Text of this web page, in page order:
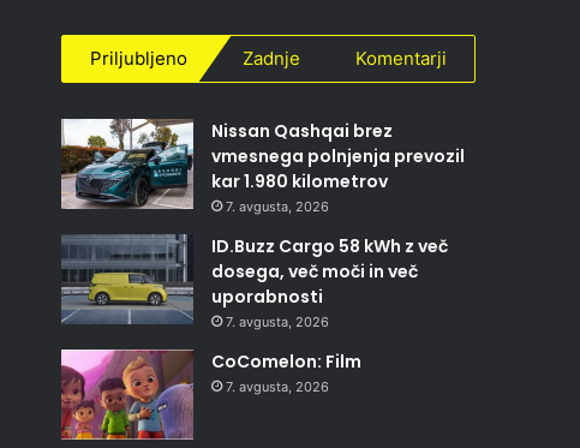
Priljubljeno Zadnje Komentarji
Nissan Qashqai brez
vmesnega polnjenja prevozil
kar 1.980 kilometrov
7. avgusta, 2026
ID.Buzz Cargo 58 kWh z več
dosega, več moči in več
uporabnosti
7. avgusta, 2026
CoComelon: Film
7. avgusta, 2026